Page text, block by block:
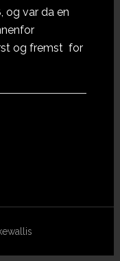
og var da en
og fremst for